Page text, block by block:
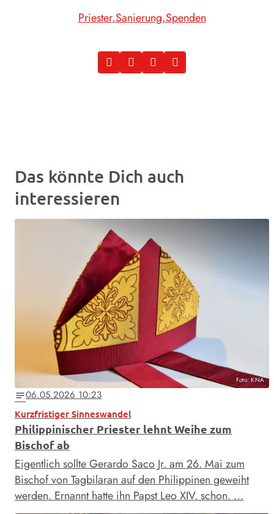
Priester Sanierung Spenden
Das könnte Dich auch
interessieren
Foto: KNA
notes06.05.2026 10:23
Kurzfristiger Sinneswandel
Philippinischer Priester lehnt Weihe zum
Bischof ab
Eigentlich sollte Gerardo Saco Jr. am 26. Mai zum
Bischof von Tagbilaran auf den Philippinen geweiht
werden. Ernannt hatte ihn Papst Leo XIV. schon. …